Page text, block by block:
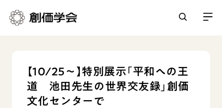
人間革命
自他共の幸福
日常の活動
【10/25〜】特別展示「平和への王
道 池田先生の世界交友録」創価
文化センターで